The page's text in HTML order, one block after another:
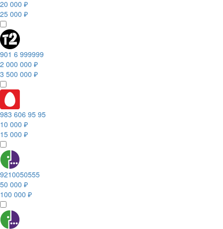
20 000 ₽
25 000 ₽
901 6 999999
2 000 000 ₽
3 500 000 ₽
983 606 95 95
10 000 ₽
15 000 ₽
9210050555
50 000 ₽
100 000 ₽